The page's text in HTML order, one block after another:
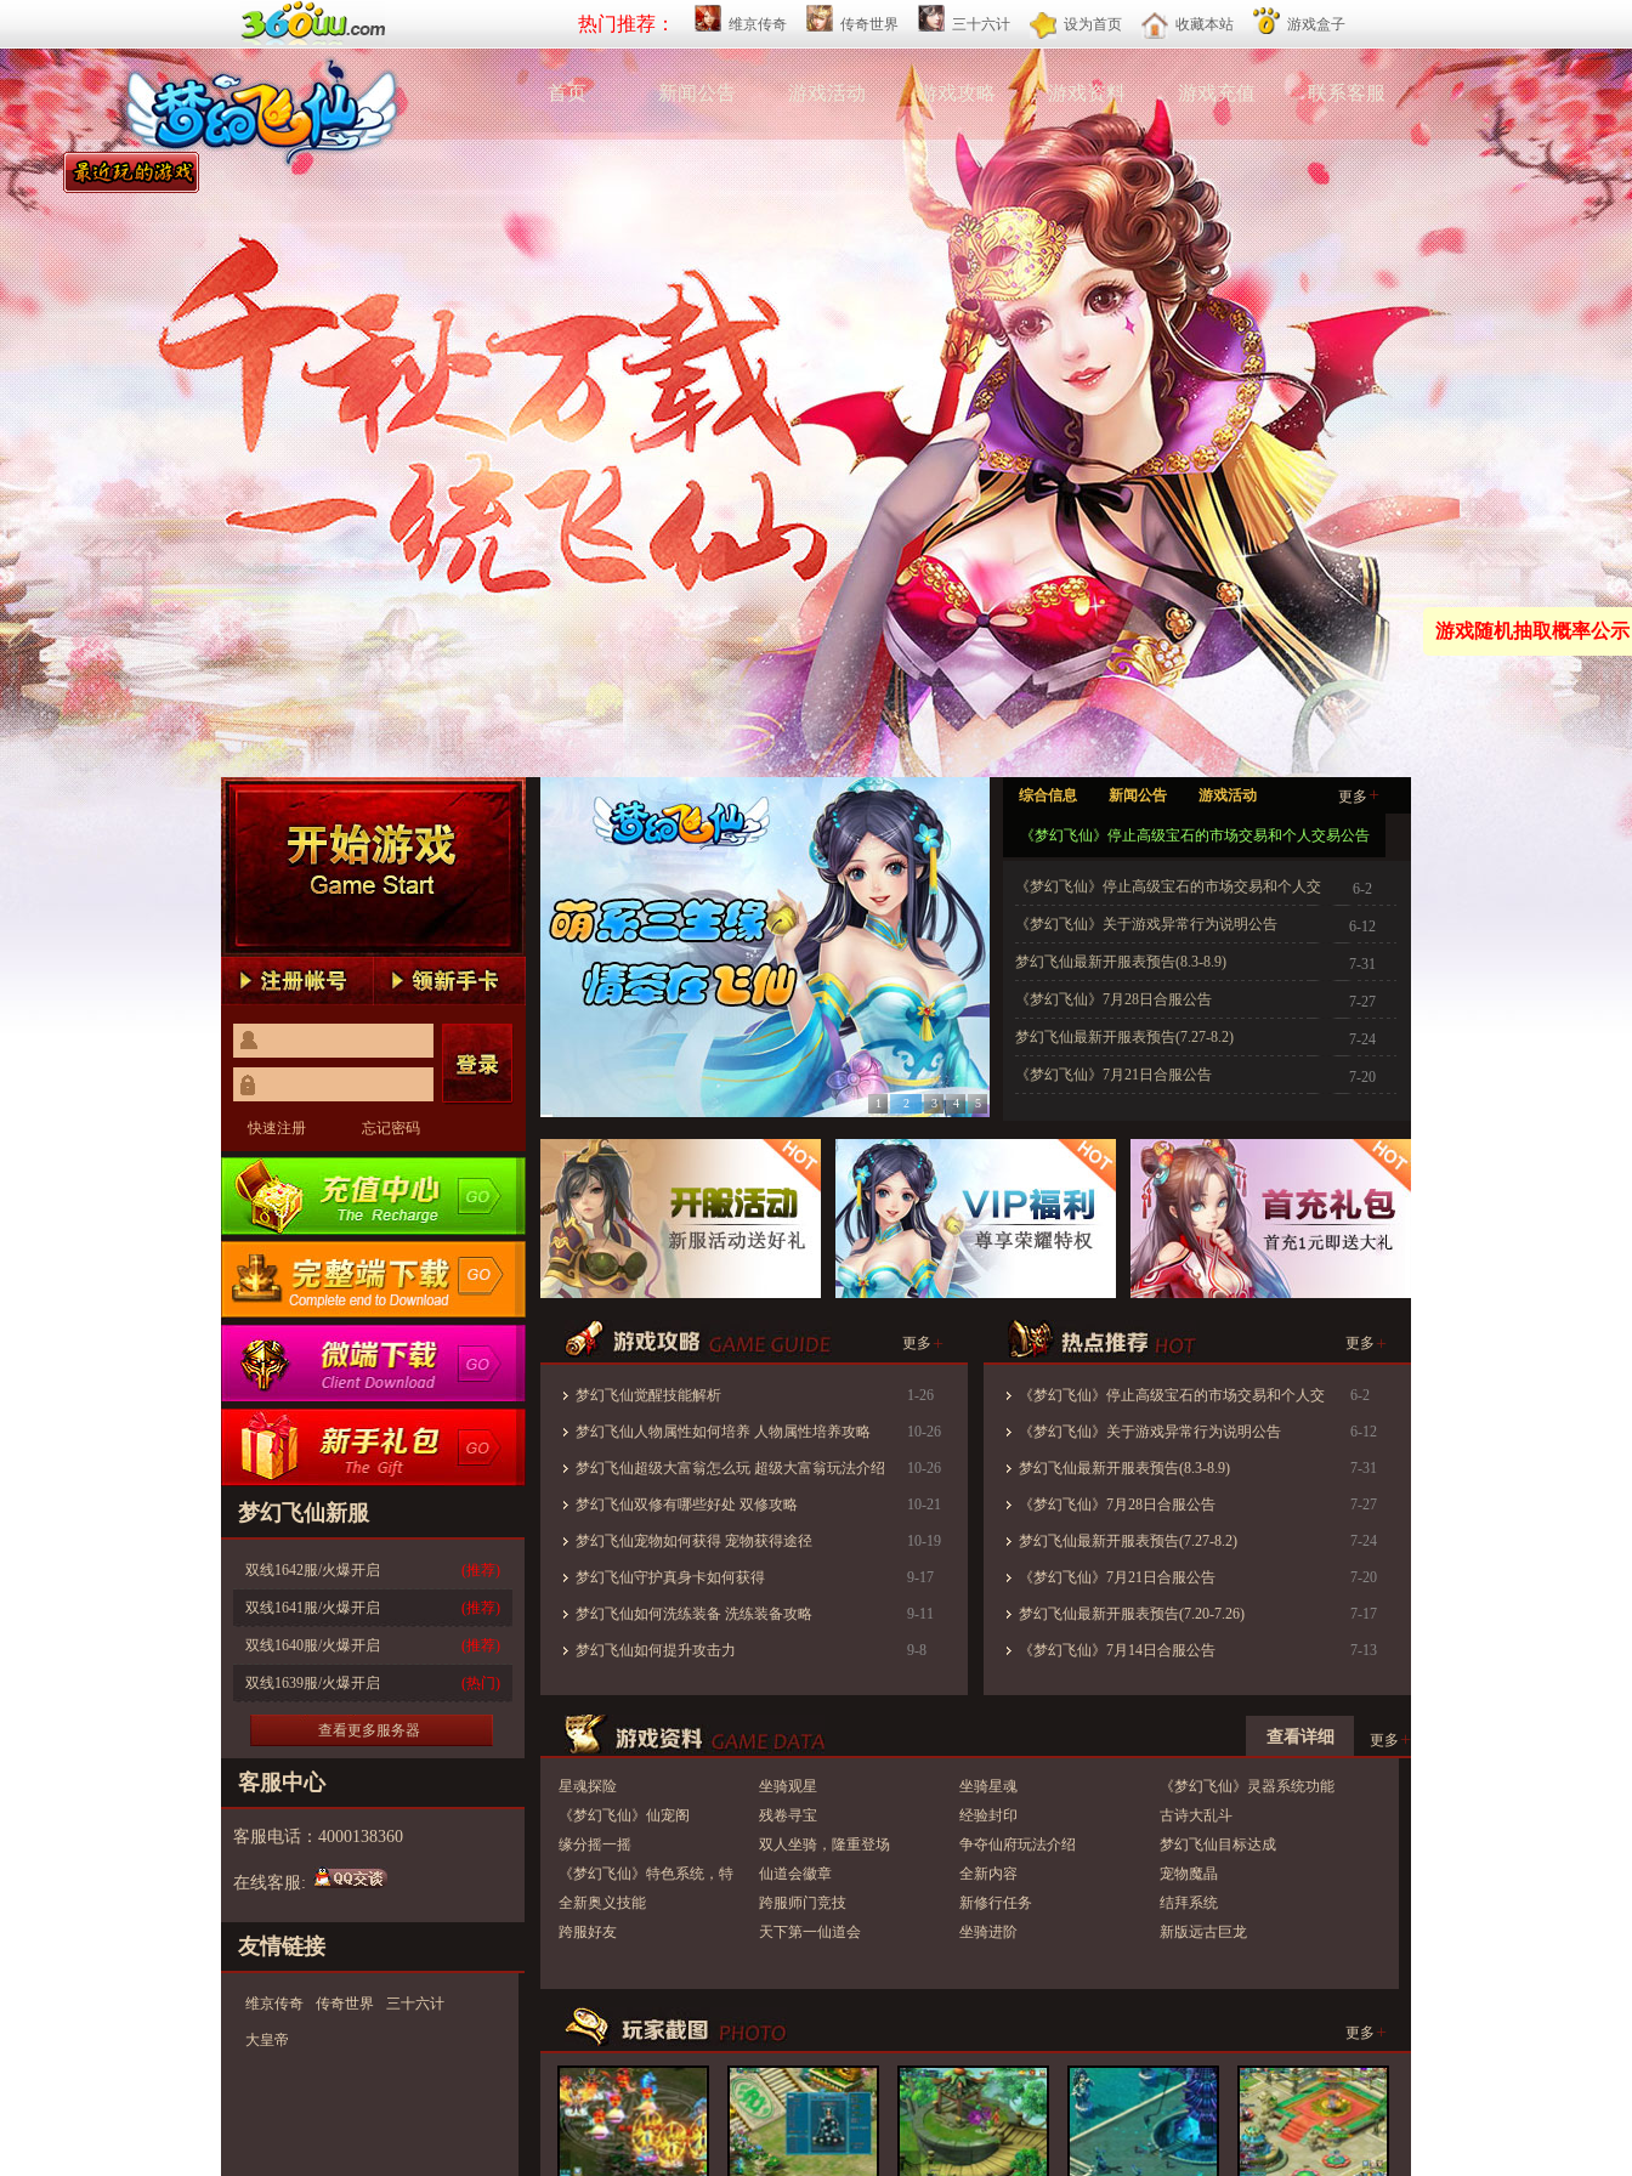
热门推荐： 维京传奇 传奇世界 三十六计 设为首页 收藏本站 游戏盒子
首页 新闻公告 游戏活动 游戏攻略 游戏资料 游戏充值 联系客服
快速注册 忘记密码
梦幻飞仙新服
双线1642服/火爆开启 (推荐)
双线1641服/火爆开启 (推荐)
双线1640服/火爆开启 (推荐)
双线1639服/火爆开启 (热门)
查看更多服务器
客服中心
客服电话：4000138360
在线客服:
友情链接
维京传奇 传奇世界 三十六计
大皇帝
梦幻飞仙1
梦幻飞仙2
梦幻飞仙3
梦幻飞仙4
梦幻飞仙5
1 2 3 4 5
综合信息 新闻公告 游戏活动 更多 +
《梦幻飞仙》停止高级宝石的市场交易和个人交易公告
《梦幻飞仙》停止高级宝石的市场交易和个人交
易公告
6-2
《梦幻飞仙》关于游戏异常行为说明公告 6-12
梦幻飞仙最新开服表预告(8.3-8.9) 7-31
《梦幻飞仙》7月28日合服公告 7-27
梦幻飞仙最新开服表预告(7.27-8.2) 7-24
《梦幻飞仙》7月21日合服公告 7-20
更多 +
梦幻飞仙觉醒技能解析 1-26
梦幻飞仙人物属性如何培养 人物属性培养攻略 10-26
梦幻飞仙超级大富翁怎么玩 超级大富翁玩法介绍 10-26
梦幻飞仙双修有哪些好处 双修攻略 10-21
梦幻飞仙宠物如何获得 宠物获得途径 10-19
梦幻飞仙守护真身卡如何获得 9-17
梦幻飞仙如何洗练装备 洗练装备攻略 9-11
梦幻飞仙如何提升攻击力 9-8
更多 +
《梦幻飞仙》停止高级宝石的市场交易和个人交
易公告
6-2
《梦幻飞仙》关于游戏异常行为说明公告 6-12
梦幻飞仙最新开服表预告(8.3-8.9) 7-31
《梦幻飞仙》7月28日合服公告 7-27
梦幻飞仙最新开服表预告(7.27-8.2) 7-24
《梦幻飞仙》7月21日合服公告 7-20
梦幻飞仙最新开服表预告(7.20-7.26) 7-17
《梦幻飞仙》7月14日合服公告 7-13
查看详细 更多 +
星魂探险 坐骑观星 坐骑星魂 《梦幻飞仙》灵器系统功能
介绍
《梦幻飞仙》仙宠阁 残卷寻宝 经验封印
古诗大乱斗
缘分摇一摇
双人坐骑，隆重登场 争夺仙府玩法介绍
梦幻飞仙目标达成
《梦幻飞仙》特色系统，特
色玩法，不玩您会后悔的
仙道会徽章 全新内容
宠物魔晶
全新奥义技能
跨服师门竞技 新修行任务
结拜系统
跨服好友
天下第一仙道会 坐骑进阶 新版远古巨龙
更多 +
游戏随机抽取概率公示